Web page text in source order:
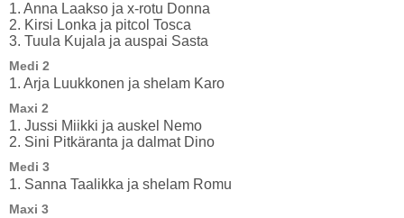
1. Anna Laakso ja x-rotu Donna
2. Kirsi Lonka ja pitcol Tosca
3. Tuula Kujala ja auspai Sasta
Medi 2
1. Arja Luukkonen ja shelam Karo
Maxi 2
1. Jussi Miikki ja auskel Nemo
2. Sini Pitkäranta ja dalmat Dino
Medi 3
1. Sanna Taalikka ja shelam Romu
Maxi 3